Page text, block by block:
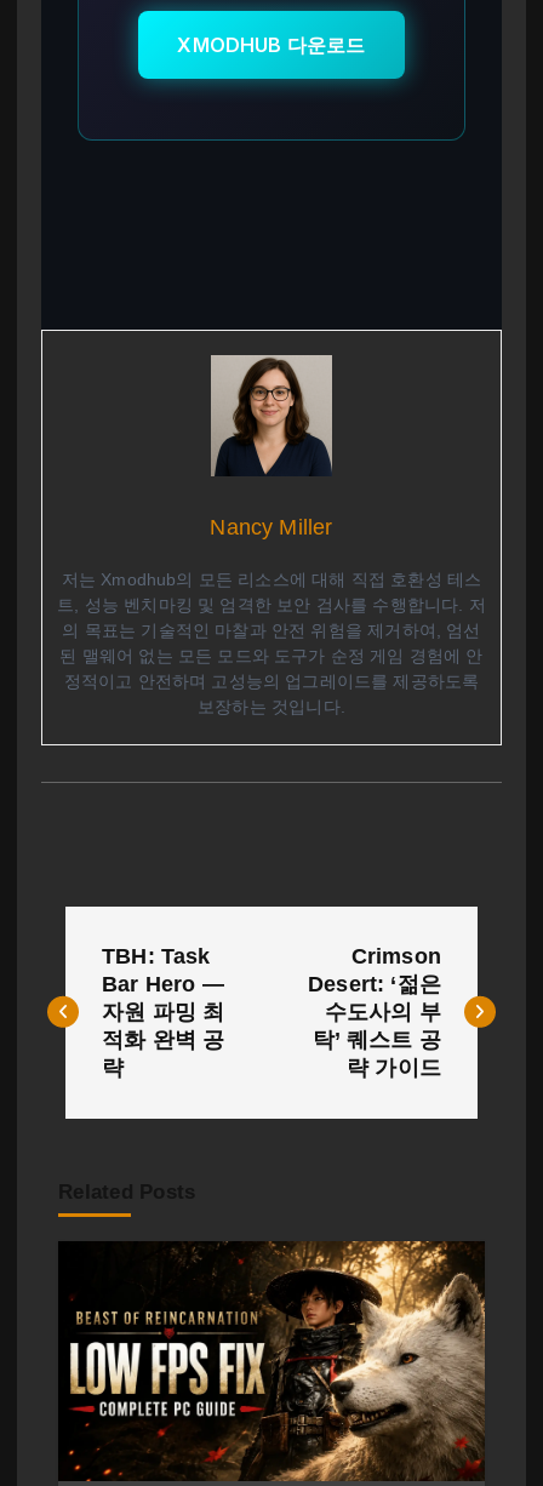
XMODHUB 다운로드
Nancy Miller
저는 Xmodhub의 모든 리소스에 대해 직접 호환성 테스
트, 성능 벤치마킹 및 엄격한 보안 검사를 수행합니다. 저
의 목표는 기술적인 마찰과 안전 위험을 제거하여, 엄선
된 맬웨어 없는 모든 모드와 도구가 순정 게임 경험에 안
정적이고 안전하며 고성능의 업그레이드를 제공하도록
보장하는 것입니다.
색
TBH: Task
Bar Hero —
자원 파밍 최
적화 완벽 공
략
Crimson
Desert: ‘젊은
수도사의 부
탁’ 퀘스트 공
략 가이드
Related Posts